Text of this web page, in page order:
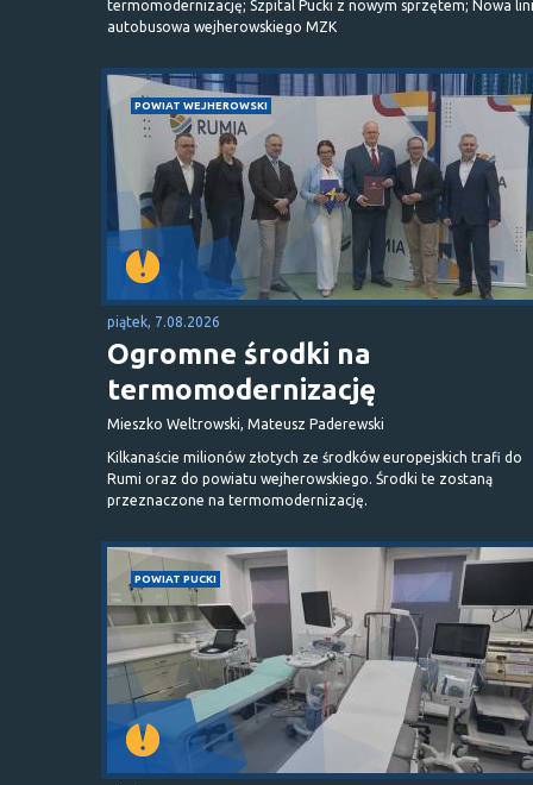
termomodernizację; Szpital Pucki z nowym sprzętem; Nowa
autobusowa wejherowskiego MZK
POWIAT WEJHEROWSKI
piątek, 7.08.2026
Ogromne środki na
termomodernizację
Mieszko Weltrowski, Mateusz Paderewski
Kilkanaście milionów złotych ze środków europejskich trafi do
Rumi oraz do powiatu wejherowskiego. Środki te zostaną
przeznaczone na termomodernizację.
POWIAT PUCKI